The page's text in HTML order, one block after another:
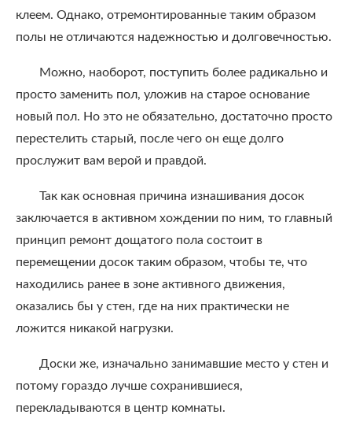
клеем. Однако, отремонтированные таким образом
полы не отличаются надежностью и долговечностью.
Можно, наоборот, поступить более радикально и
просто заменить пол, уложив на старое основание
новый пол. Но это не обязательно, достаточно просто
перестелить старый, после чего он еще долго
прослужит вам верой и правдой.
Так как основная причина изнашивания досок
заключается в активном хождении по ним, то главный
принцип ремонт дощатого пола состоит в
перемещении досок таким образом, чтобы те, что
находились ранее в зоне активного движения,
оказались бы у стен, где на них практически не
ложится никакой нагрузки.
Доски же, изначально занимавшие место у стен и
потому гораздо лучше сохранившиеся,
перекладываются в центр комнаты.